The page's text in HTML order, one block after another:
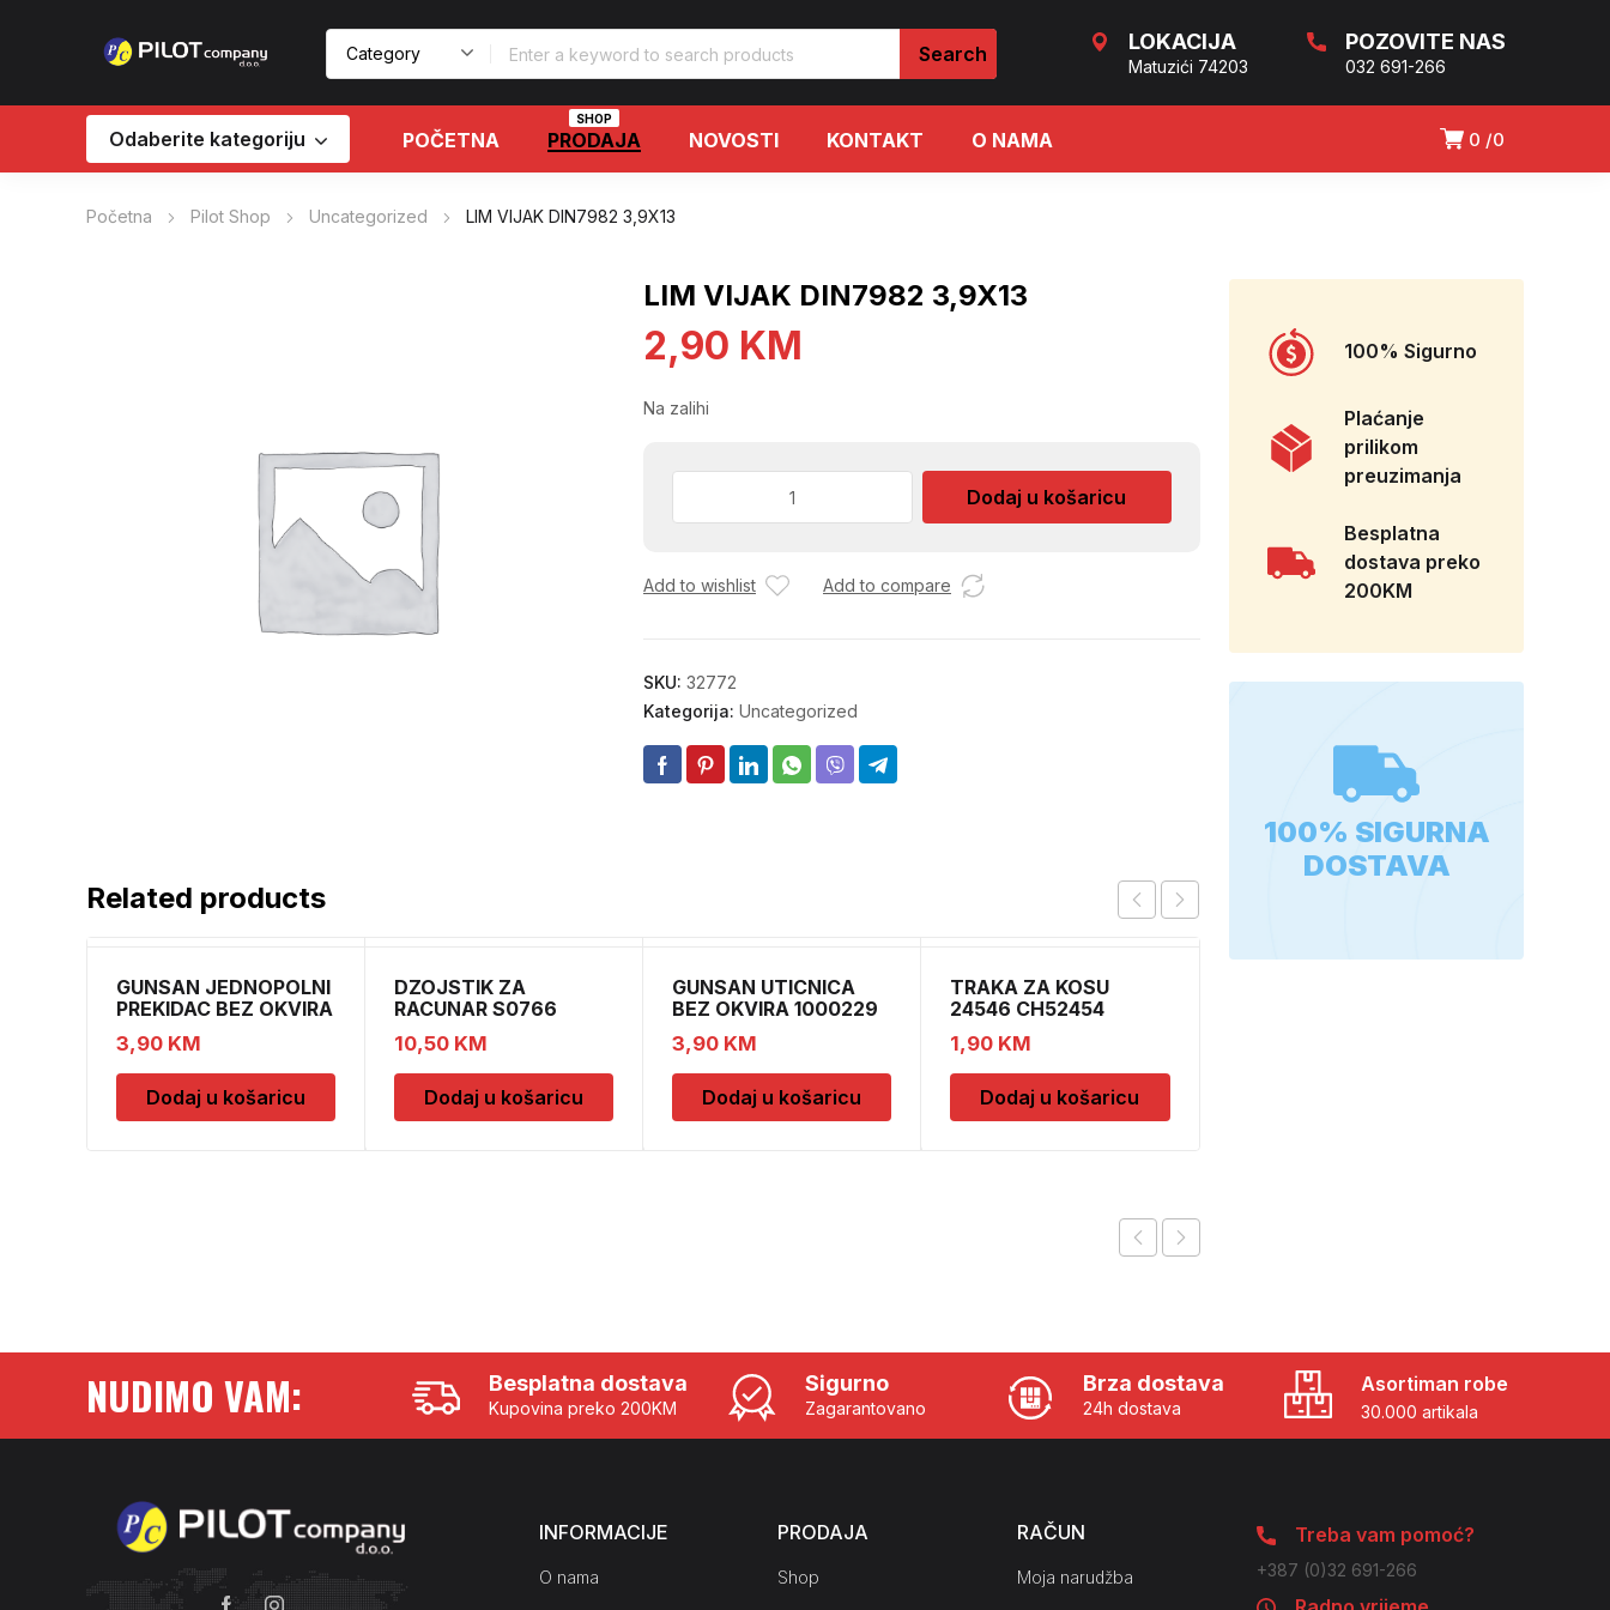
LOKACIJA
Matuzići 74203
POZOVITE NAS
032 691-266
0 0
Odaberite kategoriju POČETNA PRODAJA
SHOP
NOVOSTI KONTAKT O NAMA
Početna Pilot Shop Uncategorized LIM VIJAK DIN7982 3,9X13
LIM VIJAK DIN7982 3,9X13
2,90 KM
Na zalihi
količina
Dodaj u košaricu
Add to wishlist Add to compare
SKU: 32772
Kategorija: Uncategorized
Related products
GUNSAN JEDNOPOLNI
PREKIDAC BEZ OKVIRA
11
3,90 KM
Dodaj u košaricu
DZOJSTIK ZA
RACUNAR S0766
01011540
10,50 KM
Dodaj u košaricu
GUNSAN UTICNICA
BEZ OKVIRA 1000229
3,90 KM
Dodaj u košaricu
TRAKA ZA KOSU
24546 CH52454
1,90 KM
Dodaj u košaricu
100% Sigurno
Plaćanje
prilikom
preuzimanja
Besplatna
dostava preko
200KM
100% SIGURNA
DOSTAVA
NUDIMO VAM: Besplatna dostava
Kupovina preko 200KM
Sigurno
Zagarantovano
Brza dostava
24h dostava
Asortiman robe
30.000 artikala
INFORMACIJE
O nama
PRODAJA
Shop
RAČUN
Moja narudžba
Treba vam pomoć?
+387 (0)32 691-266